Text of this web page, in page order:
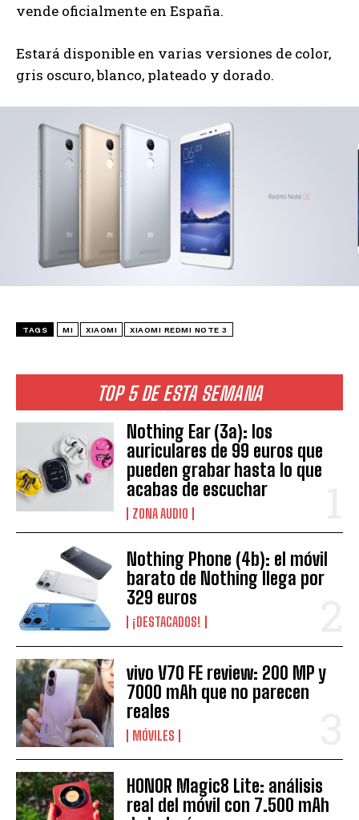
TOP 5 DE ESTA SEMANA
Nothing Ear (3a): los
auriculares de 99 euros que
pueden grabar hasta lo que
acabas de escuchar
ZONA AUDIO
Nothing Phone (4b): el móvil
barato de Nothing llega por
329 euros
¡DESTACADOS!
vivo V70 FE review: 200 MP y
7000 mAh que no parecen
reales
MÓVILES
HONOR Magic8 Lite: análisis
real del móvil con 7.500 mAh
vende oficialmente en España.
Estará disponible en varias versiones de color,
gris oscuro, blanco, plateado y dorado.
TAGS MI XIAOMI XIAOMI REDMI NOTE 3